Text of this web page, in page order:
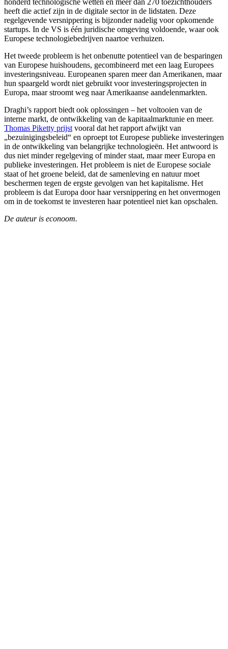
heeft die actief zijn in de digitale sector in de lidstaten. Deze
regelgevende versnippering is bijzonder nadelig voor opkomende
startups. In de VS is één juridische omgeving voldoende, waar ook
Europese technologiebedrijven naartoe verhuizen.
Het tweede probleem is het onbenutte potentieel van de besparingen
van Europese huishoudens, gecombineerd met een laag Europees
investeringsniveau. Europeanen sparen meer dan Amerikanen, maar
hun spaargeld wordt niet gebruikt voor investeringsprojecten in
Europa, maar stroomt weg naar Amerikaanse aandelenmarkten.
Draghi’s rapport biedt ook oplossingen – het voltooien van de
interne markt, de ontwikkeling van de kapitaalmarktunie en meer.
Thomas Piketty prijst vooral dat het rapport afwijkt van
„bezuinigingsbeleid“ en oproept tot Europese publieke investeringen
in de ontwikkeling van belangrijke technologieën. Het antwoord is
dus niet minder regelgeving of minder staat, maar meer Europa en
publieke investeringen. Het probleem is niet de Europese sociale
staat of het groene beleid, dat de samenleving en natuur moet
beschermen tegen de ergste gevolgen van het kapitalisme. Het
probleem is dat Europa door haar versnippering en het onvermogen
om in de toekomst te investeren haar potentieel niet kan opschalen.
De auteur is econoom.